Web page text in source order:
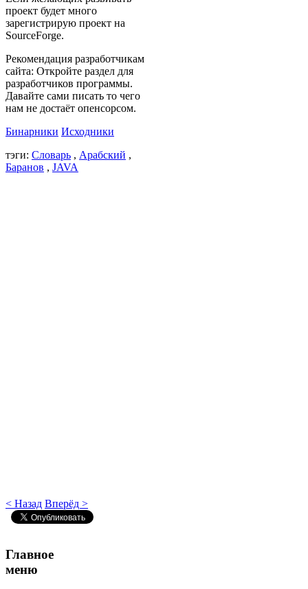
проект будет много
зарегистрирую проект на
SourceForge.
Рекомендация разработчикам
сайта: Откройте раздел для
разработчиков программы.
Давайте сами писать то чего
нам не достаёт опенсорсом.
Бинарники Исходники
тэги: Словарь , Арабский ,
Баранов , JAVA
< Назад Вперёд >
Главное
меню